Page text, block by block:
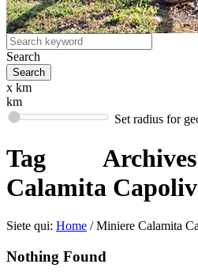
Search
x km
km
Set radius for
Tag
Calamita
Siete qui: Home / Miniere Calamita
Nothing Found